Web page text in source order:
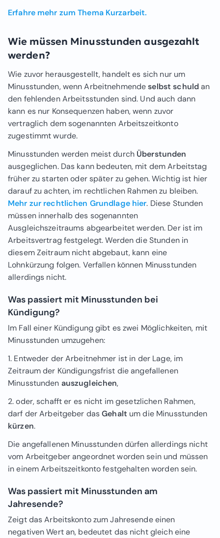
Erfahre mehr zum Thema Kurzarbeit.
Wie müssen Minusstunden ausgezahlt
werden?
Wie zuvor herausgestellt, handelt es sich nur um
Minusstunden, wenn Arbeitnehmendeselbst schuldan
den fehlenden Arbeitsstunden sind. Und auch dann
kann es nur Konsequenzen haben, wenn zuvor
vertraglich dem sogenannten Arbeitszeitkonto
zugestimmt wurde.
Minusstunden werden meist durch Überstunden
ausgeglichen. Das kann bedeuten, mit dem Arbeitstag
früher zu starten oder später zu gehen. Wichtig ist hier
darauf zu achten, im rechtlichen Rahmen zu bleiben.
Mehr zur rechtlichen Grundlage hier. Diese Stunden
müssen innerhalb des sogenannten
Ausgleichszeitraums abgearbeitet werden. Der ist im
Arbeitsvertrag festgelegt. Werden die Stunden in
diesem Zeitraum nicht abgebaut, kann eine
Lohnkürzung folgen. Verfallen können Minusstunden
allerdings nicht.
Was passiert mit Minusstunden bei
Kündigung?
Im Fall einer Kündigung gibt es zwei Möglichkeiten, mit
Minusstunden umzugehen:
1. Entweder der Arbeitnehmer ist in der Lage, im
Zeitraum der Kündigungsfrist die angefallenen
Minusstunden auszugleichen,
2. oder, schafft er es nicht im gesetzlichen Rahmen,
darf der Arbeitgeber dasGehalt um die Minusstunden
kürzen.
Die angefallenen Minusstunden dürfen allerdings nicht
vom Arbeitgeber angeordnet worden sein und müssen
in einem Arbeitszeitkonto festgehalten worden sein.
Was passiert mit Minusstunden am
Jahresende?
Zeigt das Arbeitskonto zum Jahresende einen
negativen Wert an, bedeutet das nicht gleich eine